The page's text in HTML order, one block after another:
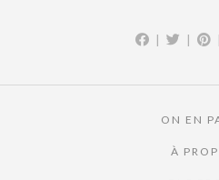
| |
ON EN
À